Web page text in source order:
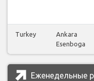
Turkey
Ankara
Esenboga
Еженедельные